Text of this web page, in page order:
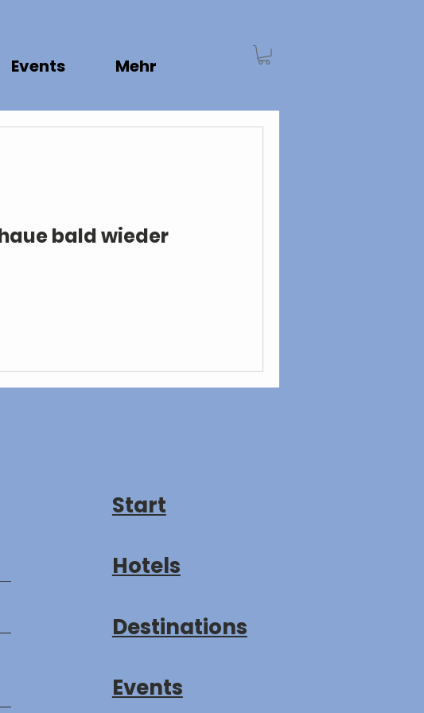
Events Mehr
bald wieder
Start
Hotels
Destinations
Events